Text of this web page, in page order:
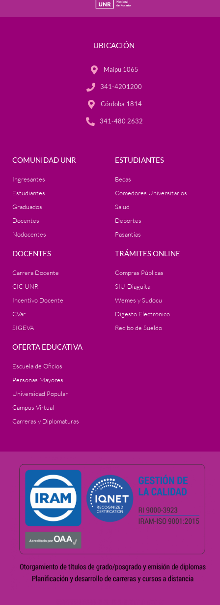
UBICACIÓN
Maipu 1065
341-4201200
Córdoba 1814
341-480 2632
COMUNIDAD UNR
Ingresantes
Estudiantes
Graduados
Docentes
Nodocentes
ESTUDIANTES
Becas
Comedores Universitarios
Salud
Deportes
Pasantías
DOCENTES
Carrera Docente
CIC UNR
Incentivo Docente
CVar
SIGEVA
TRÁMITES ONLINE
Compras Públicas
SIU-Diaguita
Wemes y Sudocu
Digesto Electrónico
Recibo de Sueldo
OFERTA EDUCATIVA
Escuela de Oficios
Personas Mayores
Universidad Popular
Campus Virtual
Carreras y Diplomaturas